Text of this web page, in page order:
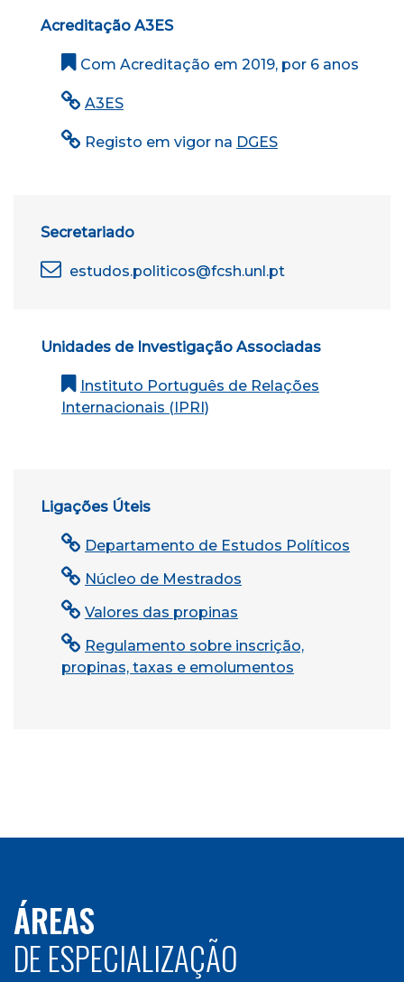
Acreditação A3ES
Com Acreditação em 2019, por 6 anos
A3ES
Registo em vigor na DGES
Secretariado
estudos.politicos@fcsh.unl.pt
Unidades de Investigação Associadas
Instituto Português de Relações
Internacionais (IPRI)
Ligações Úteis
Departamento de Estudos Políticos
Núcleo de Mestrados
Valores das propinas
Regulamento sobre inscrição,
propinas, taxas e emolumentos
ÁREAS
DE ESPECIALIZAÇÃO